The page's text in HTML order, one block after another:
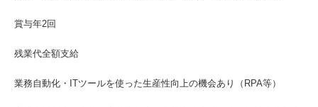
賞与年2回
残業代全額支給
業務自動化・ITツールを使った生産性向上の機会あり（RPA等）